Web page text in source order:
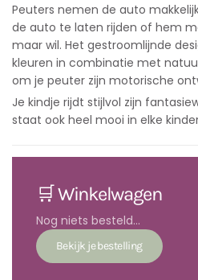
Peuters nemen de auto
de auto te laten rijden of hem
maar wil. Het gestroomlijnde
kleuren in combinatie met
om je peuter zijn motorische
Je kindje rijdt stijlvol zijn
staat ook heel mooi in elke
🛒 Winkelwagen
Nog niets besteld...